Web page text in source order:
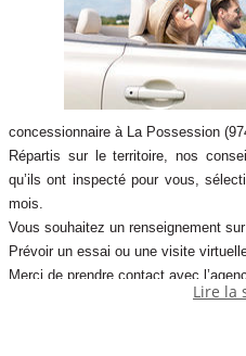
concessionnaire à La Possession
Répartis sur le territoire, nos
qu’ils ont inspecté pour vous,
mois.
Vous souhaitez un renseignement
Prévoir un essai ou une visite
Merci de prendre contact avec
Lire la